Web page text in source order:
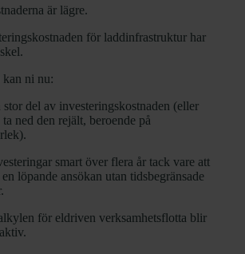
är lägre.
för laddinfrastruktur har
ni nu:
stor del av investeringskostnaden (eller
ta ned den rejält, beroende på
smart över flera år tack vare att
löpande ansökan utan tidsbegränsade
för eldriven verksamhetsflotta blir